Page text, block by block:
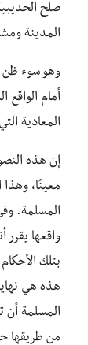
صلح
المدينة
وهو سوء ظن
أمام الواقع
المعادية
إن هذه
معينًا، وهذا
المسلمة.
واقعها
بتلك
هذه هي
المسلمة أن
من طريقها